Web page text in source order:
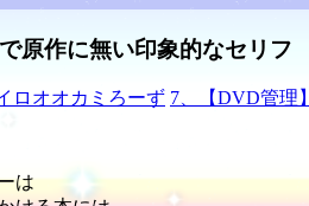
原作に無い印象的なセリフ
ロオオカミろーず 7、【DVD管理】
は